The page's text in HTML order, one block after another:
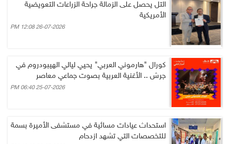
التل يحصل على الزمالة جراحة الزراعات التعويضية
الأمريكية
26-07-2026 12:08 PM
كورال "هارموني العربي" يحيي ليالي الهيبودروم في
جرش .. الأغنية العربية بصوت جماعي معاصر
25-07-2026 06:40 PM
استحداث عيادات مسائية في مستشفى الأميرة بسمة
للتخصصات التي تشهد ازدحام